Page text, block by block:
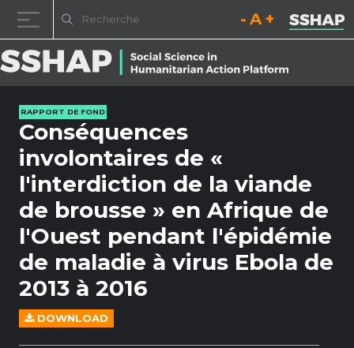
Diminuez la taille de la
Réinitialisez la
RAPPORT DE FOND
Conséquences
involontaires de «
l'interdiction de la viande
de brousse » en Afrique de
l'Ouest pendant l'épidémie
de maladie à virus Ebola de
2013 à 2016
DOWNLOAD